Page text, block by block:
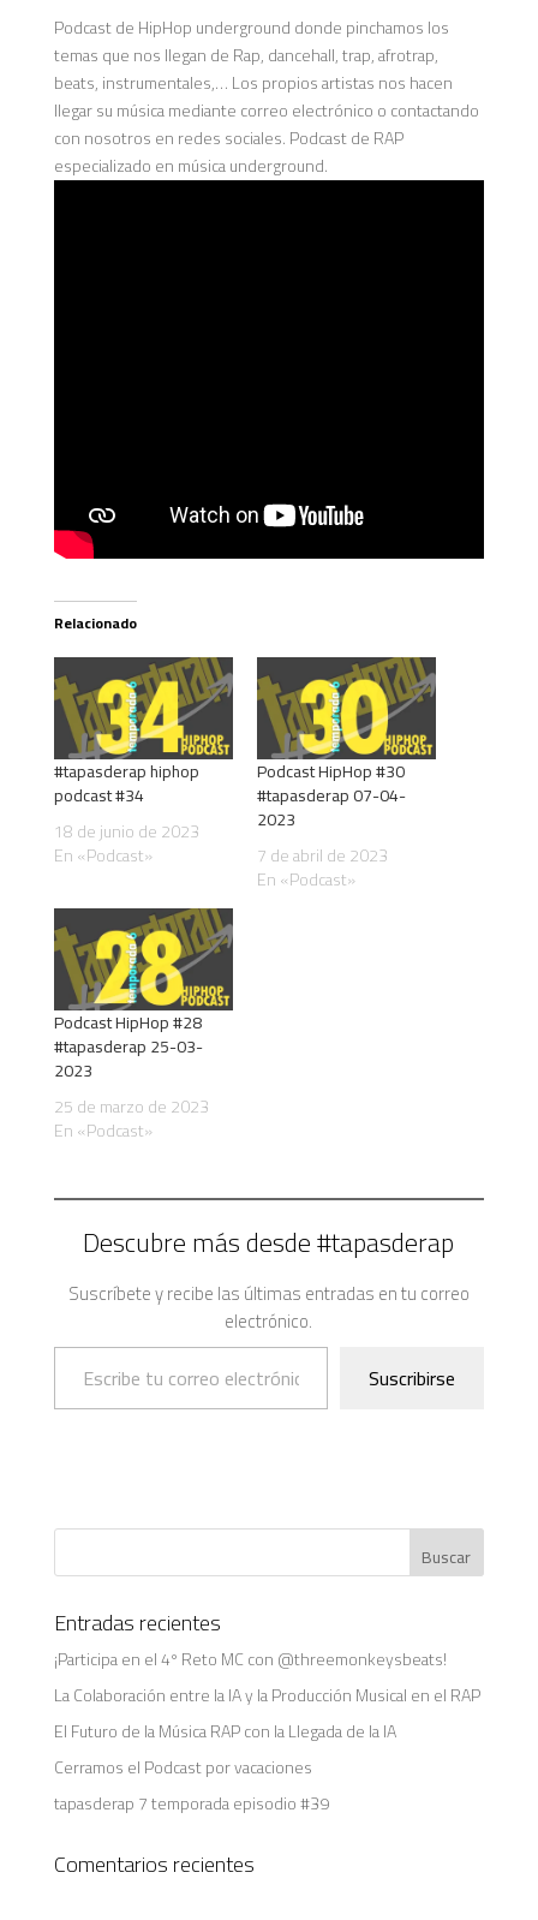
Podcast de HipHop underground donde pinchamos los
temas que nos llegan de Rap, dancehall, trap, afrotrap,
beats, instrumentales,… Los propios artistas nos hacen
llegar su música mediante correo electrónico o contactando
con nosotros en redes sociales. Podcast de RAP
especializado en música underground.
Relacionado
#tapasderap hiphop
podcast #34
18 de junio de 2023
En «Podcast»
Podcast HipHop #30
#tapasderap 07-04-
2023
7 de abril de 2023
En «Podcast»
Podcast HipHop #28
#tapasderap 25-03-
2023
25 de marzo de 2023
En «Podcast»
Descubre más desde #tapasderap
Suscríbete y recibe las últimas entradas en tu correo
electrónico.
Escribe tu correo electrónico…
Suscribirse
Entradas recientes
¡Participa en el 4º Reto MC con @threemonkeysbeats!
La Colaboración entre la IA y la Producción Musical en el RAP
El Futuro de la Música RAP con la Llegada de la IA
Cerramos el Podcast por vacaciones
tapasderap 7 temporada episodio #39
Comentarios recientes